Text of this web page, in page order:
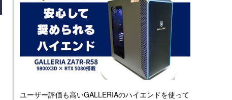
ユーザー評価も高いGALLERIAのハイエンドを使って